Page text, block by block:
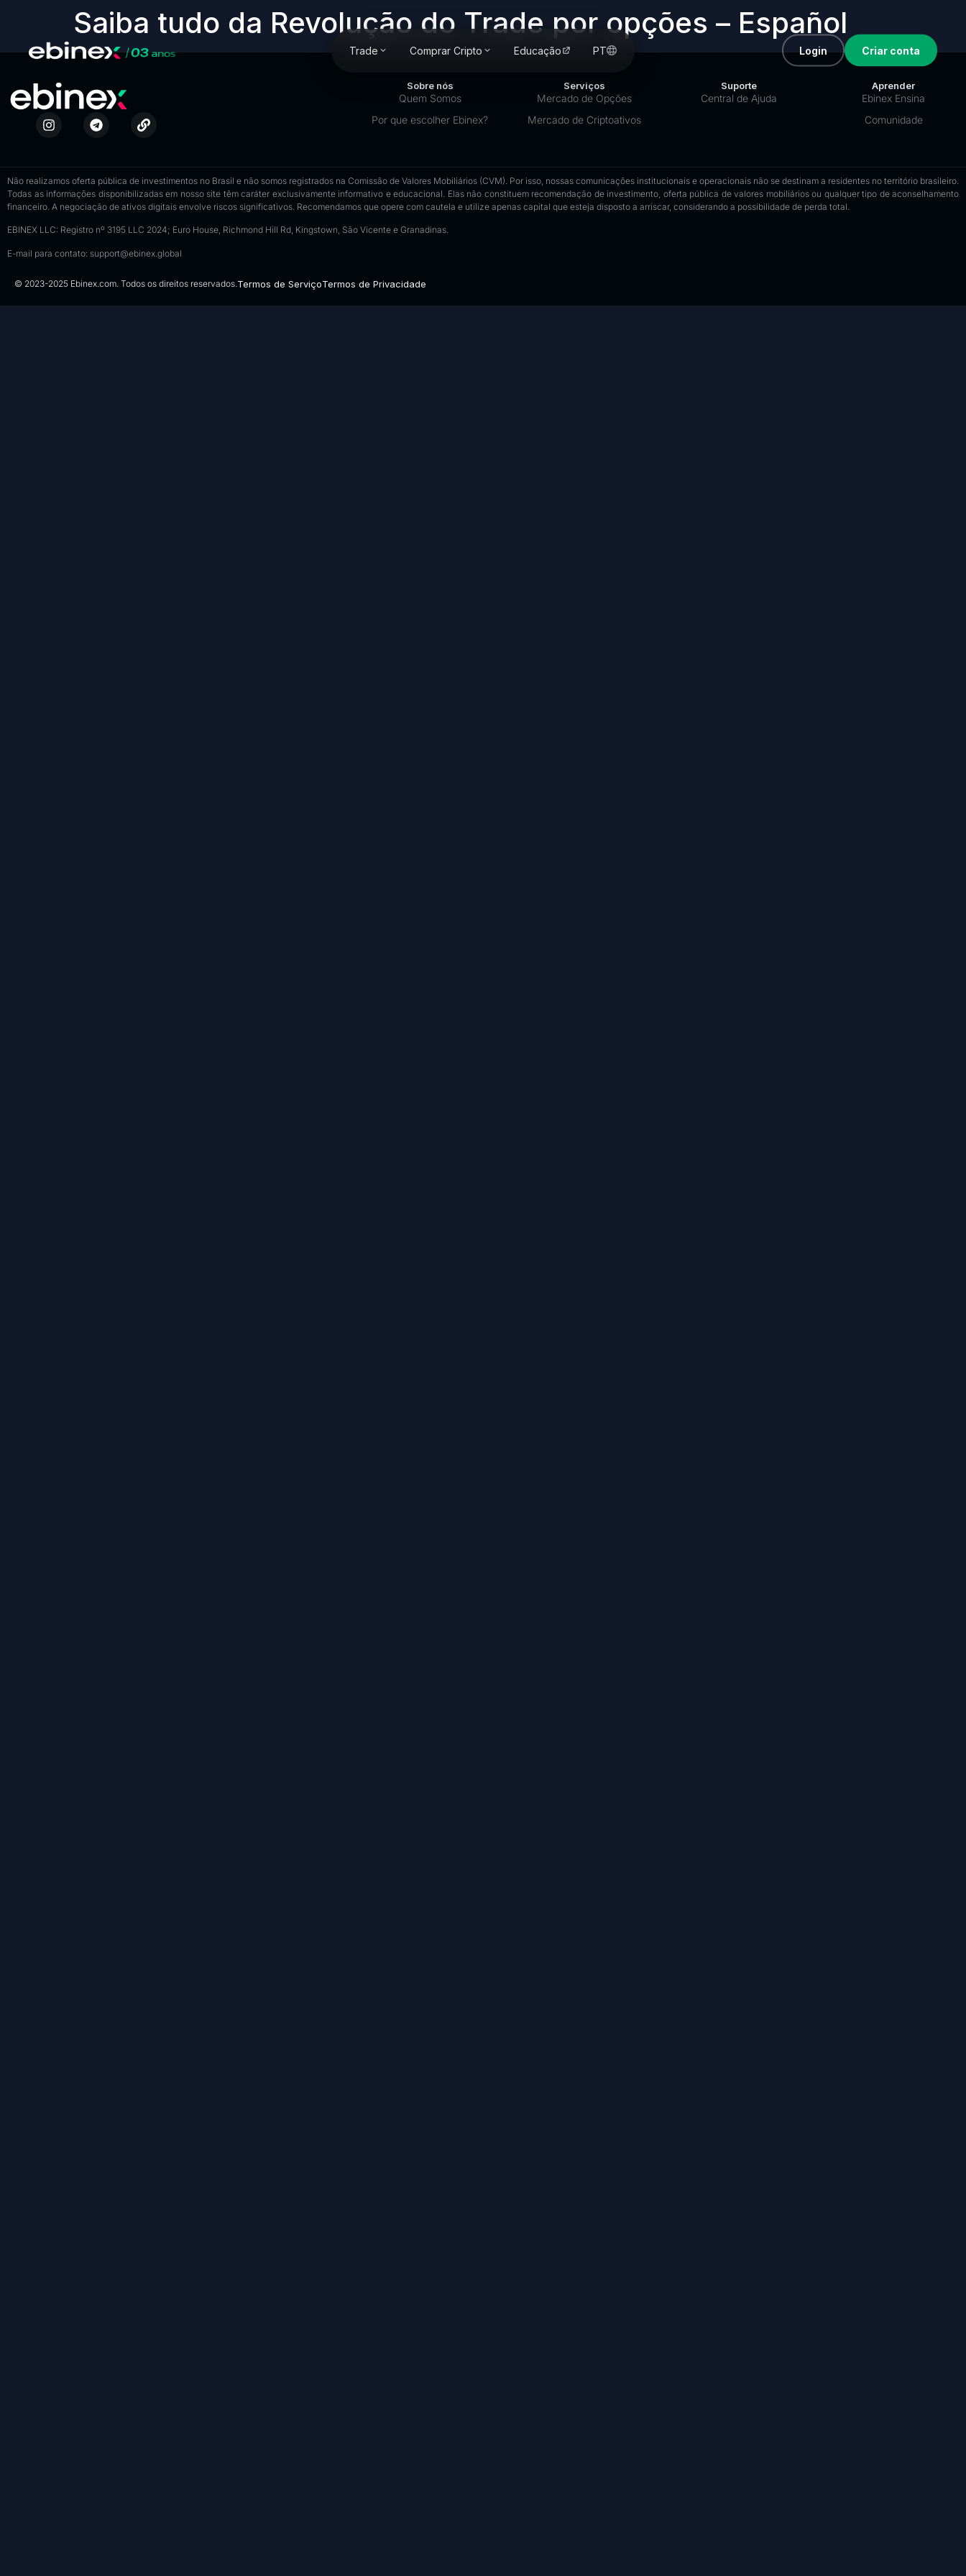
Trade Comprar Cripto Educação PT Login Criar conta
Saiba tudo da Revolução do Trade por opções – Español
Sobre nós
Quem Somos
Por que escolher Ebinex?
Serviços
Mercado de Opções
Mercado de Criptoativos
Suporte
Central de Ajuda
Aprender
Ebinex Ensina
Comunidade
Não realizamos oferta pública de investimentos no Brasil e não somos registrados na Comissão de Valores Mobiliários (CVM). Por isso, nossas comunicações institucionais e operacionais não se destinam a residentes no território brasileiro.
Todas as informações disponibilizadas em nosso site têm caráter exclusivamente informativo e educacional. Elas não constituem recomendação de investimento, oferta pública de valores mobiliários ou qualquer tipo de aconselhamento
financeiro. A negociação de ativos digitais envolve riscos significativos. Recomendamos que opere com cautela e utilize apenas capital que esteja disposto a arriscar, considerando a possibilidade de perda total.
EBINEX LLC: Registro nº 3195 LLC 2024; Euro House, Richmond Hill Rd, Kingstown, São Vicente e Granadinas.
E-mail para contato: support@ebinex.global
© 2023-2025 Ebinex.com. Todos os direitos reservados.Termos de ServiçoTermos de Privacidade